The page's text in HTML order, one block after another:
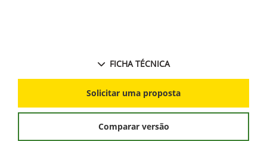
FICHA TÉCNICA
Solicitar uma proposta
Comparar versão